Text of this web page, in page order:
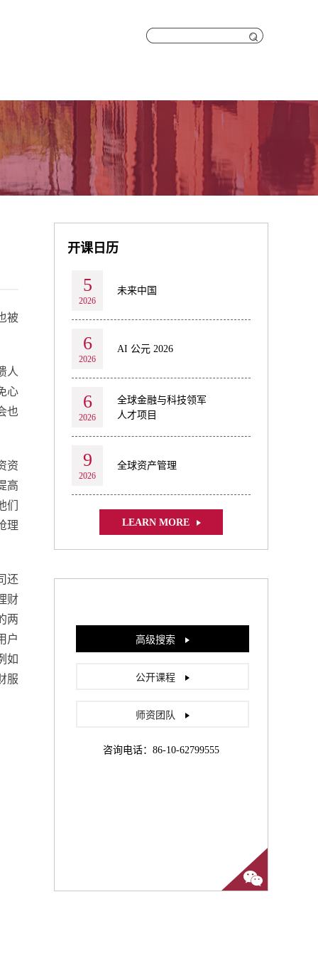
被
人
心
也
资
高
们
理
还
财
两
户
如
服
开课日历
5
2026
未来中国
6
2026
AI 公元 2026
6
2026
全球金融与科技领军
人才项目
9
2026
全球资产管理
LEARN MORE
高级搜索
公开课程
师资团队
咨询电话：86-10-62799555